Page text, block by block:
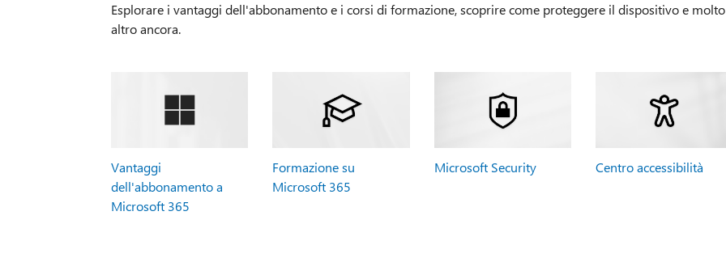
Esplorare i vantaggi dell'abbonamento e i corsi di formazione, scoprire come proteggere il dispositivo e molto
altro ancora.
Vantaggi
dell'abbonamento a
Microsoft 365
Formazione su
Microsoft 365
Microsoft Security Centro accessibilità